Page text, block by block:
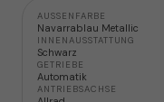
AUSSENFARBE
Navarrablau Metallic
INNENAUSSTATTUNG
Schwarz
GETRIEBE
Automatik
ANTRIEBSACHSE